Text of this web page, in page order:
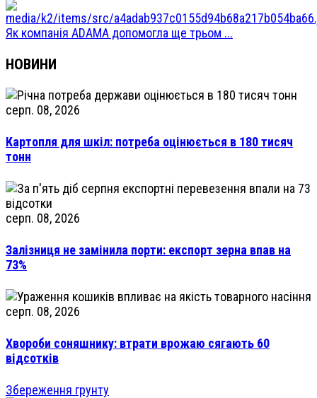
Як компанія ADAMA допомогла ще трьом ...
НОВИНИ
серп. 08, 2026
Картопля для шкіл: потреба оцінюється в 180 тисяч
тонн
серп. 08, 2026
Залізниця не замінила порти: експорт зерна впав на
73%
серп. 08, 2026
Хвороби соняшнику: втрати врожаю сягають 60
відсотків
Збереження грунту